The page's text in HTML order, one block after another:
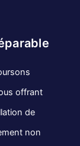
offrant
de
non